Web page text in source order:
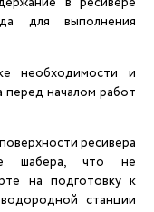
для выполнения
необходимости и
началом работ
ресивера
шабера, что не
на подготовку к
станции